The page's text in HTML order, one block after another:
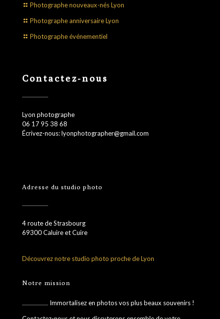
Photographe nouveaux-nés Lyon
Photographe anniversaire Lyon
Photographe événementiel
Contactez-nous
Lyon photographe
06 17 95 38 68
Écrivez-nous: lyonphotographer@gmail.com
Adresse du studio photo
4 route de Strasbourg
69300 Caluire et Cuire
Découvrez notre studio photo proche de Lyon
Notre mission
Immortalisez en photos vos plus beaux souvenirs !